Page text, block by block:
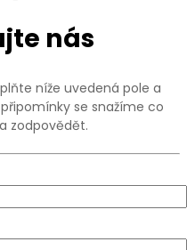
nás
níže uvedená pole a
se snažíme co
zodpovědět.